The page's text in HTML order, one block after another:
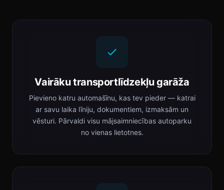
Vairāku transportlīdzekļu garāža
Pievieno katru automašīnu, kas tev pieder — katrai
ar savu laika līniju, dokumentiem, izmaksām un
vēsturi. Pārvaldi visu mājsaimniecības autoparku
no vienas lietotnes.